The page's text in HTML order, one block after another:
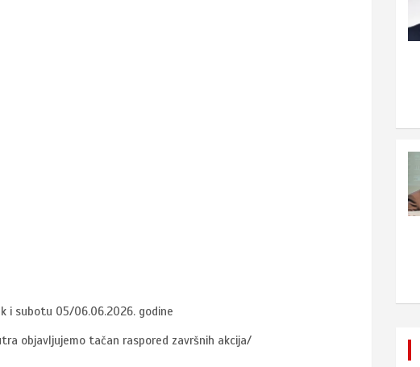
i subotu 05/06.06.2026. godine
objavljujemo tačan raspored završnih akcija/